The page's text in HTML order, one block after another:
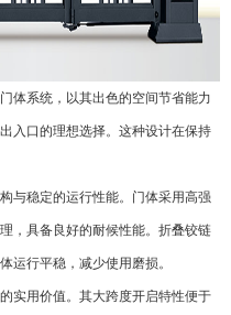
体系统，以其出色的空间节省能力
入口的理想选择。这种设计在保持
与稳定的运行性能。门体采用高强
，具备良好的耐候性能。折叠铰链
运行平稳，减少使用磨损。
实用价值。其大跨度开启特性便于